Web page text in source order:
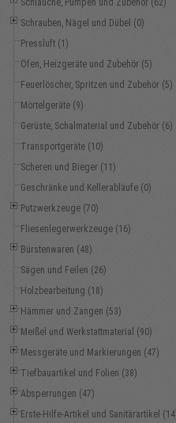
Schläuche, Pumpen und Zubehör (62)
Schrauben, Nägel und Dübel (0)
Pressluft (1)
Öfen, Heizgeräte und Zubehör (5)
Feuerlöscher, Spritzen und Zubehör (5)
Mörtelgeräte (9)
Gerüste, Schalmaterial und Zubehör (6)
Transportgeräte (10)
Scheren und Bieger (11)
Geschränke und Kellerabläufe (0)
Putzwerkzeuge (70)
Fliesenlegerwerkzeuge (16)
Bürstenwaren (48)
Sägen und Feilen (26)
Holzbearbeitung (18)
Hämmer und Zangen (53)
Meißel und Werkstattmaterial (90)
Messgeräte und Markierungen (47)
Tiefbauartikel und Folien (38)
Absperrungen (47)
Erste-Hilfe-Artikel und Sanitärartikel